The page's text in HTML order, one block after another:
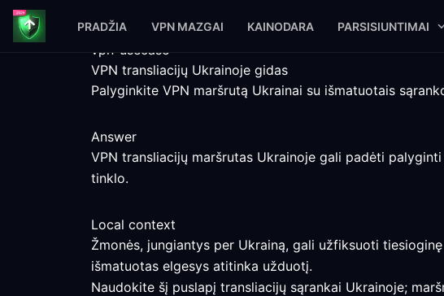
PRADŽIA VPN MAZGAI KAINODARA PARSISIUNTIMAI
vpn-usecase
VPN transliacijų Ukrainoje gidas
Palyginkite VPN maršrutą Ukrainai su išmatuotais
Answer
VPN transliacijų maršrutas Ukrainoje gali padėti
tinklo.
Local context
Žmonės, jungiantys per Ukrainą, gali užfiksuoti
išmatuotas elgesys atitinka užduotį.
Naudokite šį puslapį transliacijų sąrankai Ukrainoje;